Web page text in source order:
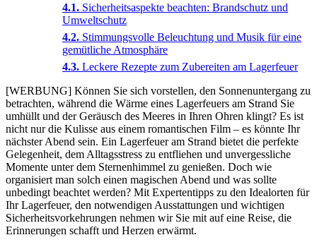
Sicherheitsaspekte beachten: Brandschutz und
Umweltschutz
Stimmungsvolle Beleuchtung und Musik für eine
gemütliche Atmosphäre
Leckere Rezepte zum Zubereiten am Lagerfeuer
[WERBUNG] Können Sie sich vorstellen, den Sonnenuntergang zu
betrachten, während die Wärme eines Lagerfeuers am Strand Sie
umhüllt und der Geräusch des Meeres in Ihren Ohren klingt? Es ist
nicht nur die Kulisse aus einem romantischen Film – es könnte Ihr
nächster Abend sein. Ein Lagerfeuer am Strand bietet die perfekte
Gelegenheit, dem Alltagsstress zu entfliehen und unvergessliche
Momente unter dem Sternenhimmel zu genießen. Doch wie
organisiert man solch einen magischen Abend und was sollte
unbedingt beachtet werden? Mit Expertentipps zu den Idealorten für
Ihr Lagerfeuer, den notwendigen Ausstattungen und wichtigen
Sicherheitsvorkehrungen nehmen wir Sie mit auf eine Reise, die
Erinnerungen schafft und Herzen erwärmt.